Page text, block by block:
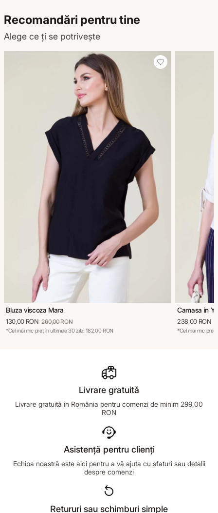
Recomandări pentru tine
Alege ce ți se potrivește
Bluza viscoza Mara
130,00 RON 260,00 RON
*Cel mai mic preț în ultimele 30 zile: 182,00 RON
Camasa in
238,00 RON
*Cel mai mic preț
Livrare gratuită
Livrare gratuită în România pentru comenzi de minim 299,00
RON
Asistență pentru clienți
Echipa noastră este aici pentru a vă ajuta cu sfaturi sau detalii
despre comenzi
Retururi sau schimburi simple